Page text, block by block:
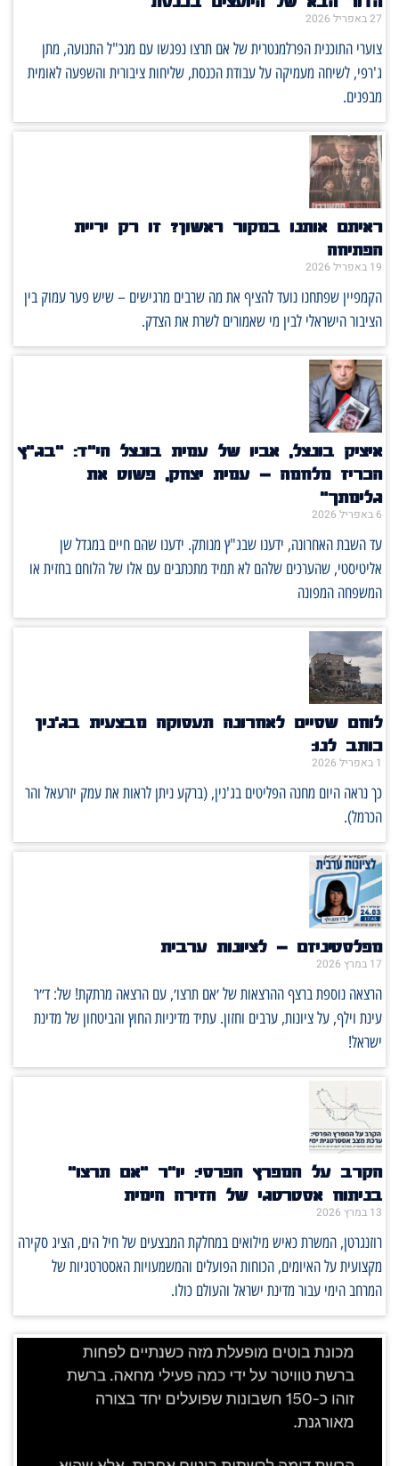
27 באפריל 2026
צוערי התוכנית הפרלמנטרית של אם תרצו נפגשו עם מנכ"ל התנועה, מתן
ג'רפי, לשיחה מעמיקה על עבודת הכנסת, שליחות ציבורית והשפעה לאומית
מבפנים.
ראיתם אותנו במקור ראשון? זו רק יריית
הפתיחה
19 באפריל 2026
הקמפיין שפתחנו נועד להציף את מה שרבים מרגישים – שיש פער עמוק בין
הציבור הישראלי לבין מי שאמורים לשרת את הצדק.
איציק בונצל, אביו של עמית בונצל הי"ד: "בג"ץ
הכריז מלחמה – עמית יצחק, פשוט את
גלימתך"
6 באפריל 2026
עד השבת האחרונה, ידענו שבג"ץ מנותק. ידענו שהם חיים במגדל שן
אליטיסטי, שהערכים שלהם לא תמיד מתכתבים עם אלו של הלוחם בחזית או
המשפחה המפונה
לוחם שסיים לאחרונה תעסוקה מבצעית בג'נין
כותב לנו:
1 באפריל 2026
כך נראה היום מחנה הפליטים בג'נין, (ברקע ניתן לראות את עמק יזרעאל והר
הכרמל).
מפלסטיניזם – לציונות ערבית
17 במרץ 2026
הרצאה נוספת ברצף ההרצאות של ׳אם תרצו׳, עם הרצאה מרתקת! של: ד״ר
עינת וילף, על ציונות, ערבים וחזון. עתיד מדיניות החוץ והביטחון של מדינת
ישראל!
הקרב על המפרץ הפרסי: יו"ר "אם תרצו"
בניתוח אסטרטגי של הזירה הימית
13 במרץ 2026
רוזנגרטן, המשרת כאיש מילואים במחלקת המבצעים של חיל הים, הציג סקירה
מקצועית על האיומים, הכוחות הפועלים והמשמעויות האסטרטגיות של
המרחב הימי עבור מדינת ישראל והעולם כולו.